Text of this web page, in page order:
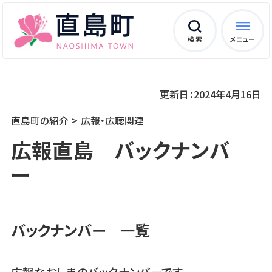
検 索 メニュー
直島町の紹介 広報・広聴関連
更新日：2024年4月16日
広報直島 バックナンバ
ー
バックナンバー 一覧